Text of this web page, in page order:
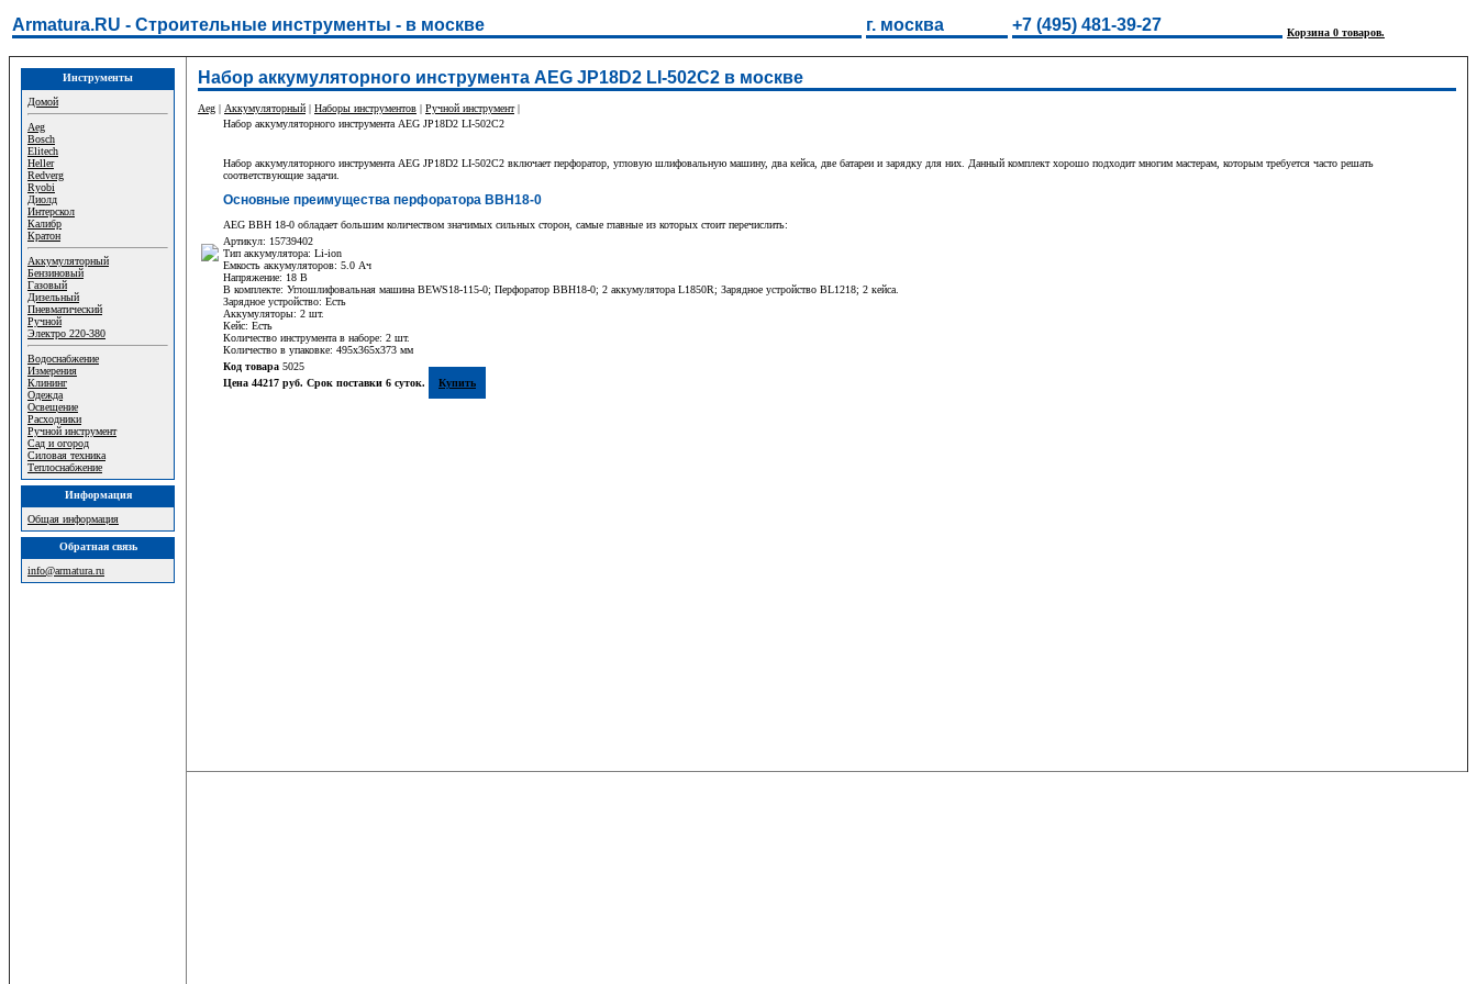
Armatura.RU - Строительные инструменты - в москве г. москва +7 (495) 481-39-27 Корзина 0 товаров.
Инструменты
Домой
Aeg
Bosch
Elitech
Heller
Redverg
Ryobi
Диолд
Интерскол
Калибр
Кратон
Аккумуляторный
Бензиновый
Газовый
Дизельный
Пневматический
Ручной
Электро 220-380
Водоснабжение
Измерения
Клининг
Одежда
Освещение
Расходники
Ручной инструмент
Сад и огород
Силовая техника
Теплоснабжение
Информация
Общая информация
Обратная связь
info@armatura.ru
Набор аккумуляторного инструмента AEG JP18D2 LI-502C2 в москве
Aeg | Аккумуляторный | Наборы инструментов | Ручной инструмент|
Набор аккумуляторного инструмента AEG JP18D2 LI-502C2
Набор аккумуляторного инструмента AEG JP18D2 LI-502C2 включает перфоратор, угловую шлифовальную машину, два кейса, две батареи и зарядку для них. Данный комплект хорошо подходит многим мастерам, которым требуется часто решать
соответствующие задачи.
Основные преимущества перфоратора BBH18-0
AEG BBH 18-0 обладает большим количеством значимых сильных сторон, самые главные из которых стоит перечислить:
Артикул: 15739402
Тип аккумулятора: Li-ion
Емкость аккумуляторов: 5.0 Ач
Напряжение: 18 В
В комплекте: Углошлифовальная машина BEWS18-115-0; Перфоратор BBH18-0; 2 аккумулятора L1850R; Зарядное устройство BL1218; 2 кейса.
Зарядное устройство: Есть
Аккумуляторы: 2 шт.
Кейс: Есть
Количество инструмента в наборе: 2 шт.
Количество в упаковке: 495х365х373 мм
Код товара 5025
Цена 44217 руб. Срок поставки 6 суток.
Купить